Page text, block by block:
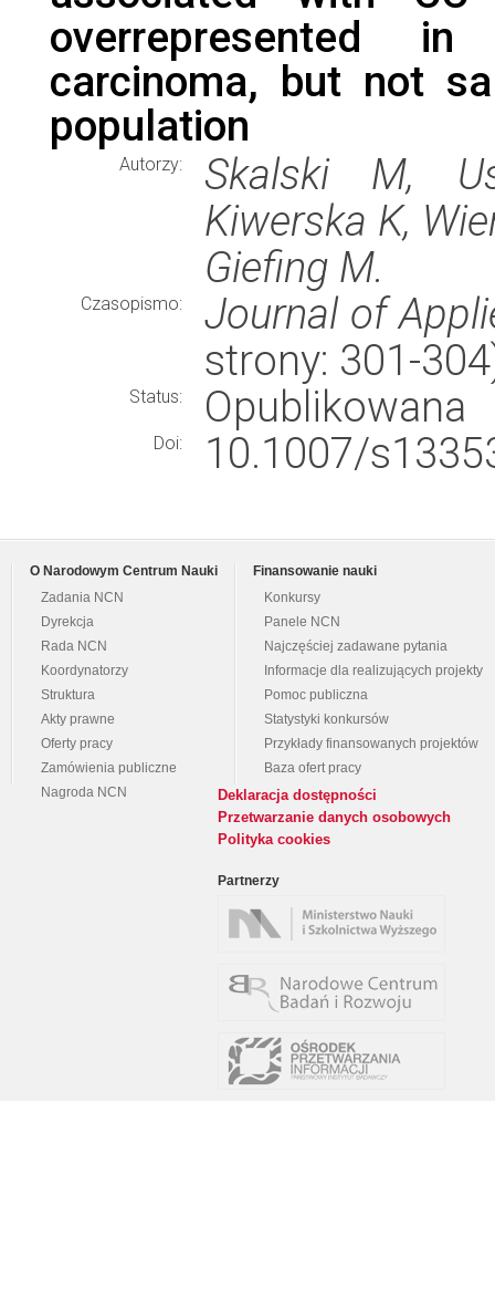
overrepresented
carcinoma, but not
population
Autorzy:
Skalski M,
Kiwerska K,
Giefing M.
Czasopismo:
Journal of
strony: 301-
Status: Opublikowana
Doi: 10.1007/
O Narodowym Centrum Nauki
Zadania NCN
Dyrekcja
Rada NCN
Koordynatorzy
Struktura
Akty prawne
Oferty pracy
Zamówienia publiczne
Nagroda NCN
Finansowanie nauki
Konkursy
Panele NCN
Najczęściej zadawane pytania
Informacje dla realizujących projekty
Pomoc publiczna
Statystyki konkursów
Przykłady finansowanych projektów
Baza ofert pracy
Deklaracja dostępności
Przetwarzanie danych osobowych
Polityka cookies
Partnerzy